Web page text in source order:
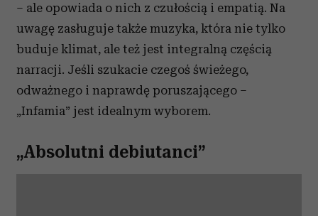
– ale opowiada o nich z czułością i empatią. Na
uwagę zasługuje także muzyka, która nie tylko
buduje klimat, ale też jest integralną częścią
narracji. Jeśli szukacie czegoś świeżego,
odważnego i naprawdę poruszającego –
„Infamia” jest idealnym wyborem.
„Absolutni debiutanci”